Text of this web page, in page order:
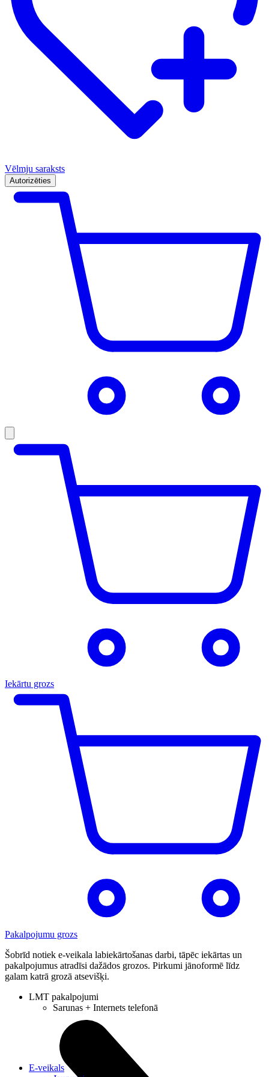
Vēlmju saraksts
Autorizēties
Iekārtu grozs
Pakalpojumu grozs
Šobrīd notiek e-veikala labiekārtošanas darbi, tāpēc iekārtas un
pakalpojumus atradīsi dažādos grozos. Pirkumi jānoformē līdz
galam katrā grozā atsevišķi.
LMT pakalpojumi
Sarunas + Internets telefonā
E-veikals